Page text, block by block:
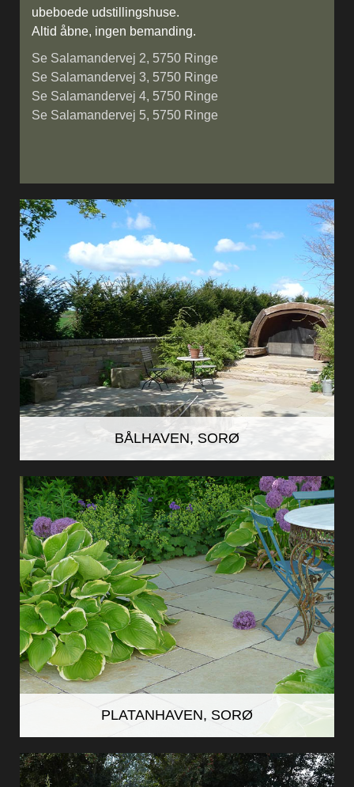
ubeboede udstillingshuse.
Altid åbne, ingen bemanding.
Se Salamandervej 2, 5750 Ringe
Se Salamandervej 3, 5750 Ringe
Se Salamandervej 4, 5750 Ringe
Se Salamandervej 5, 5750 Ringe
BÅLHAVEN, SORØ
PLATANHAVEN, SORØ